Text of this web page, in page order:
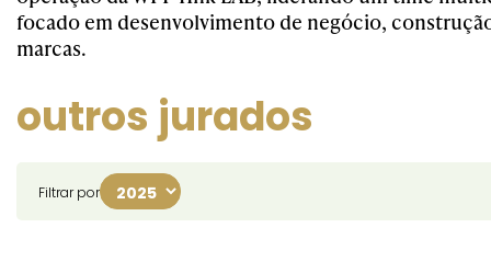
focado em desenvolvimento de negócio,
marcas.
outros jurados
Filtrar por